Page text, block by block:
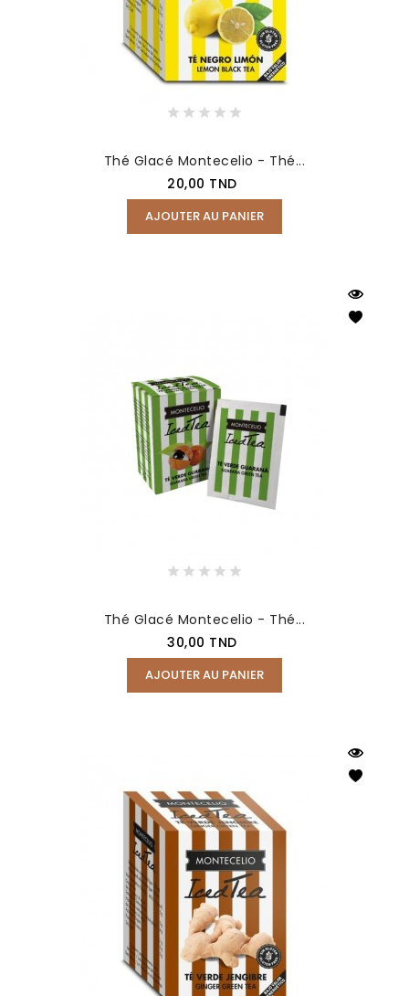
Thé Glacé Montecelio - Thé...
Prix
20,00 TND
AJOUTER AU PANIER
Thé Glacé Montecelio - Thé...
Prix
30,00 TND
AJOUTER AU PANIER